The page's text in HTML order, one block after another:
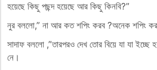
হয়েছে কিছু পছন্দ হয়েছে আর কিছু কিনবি?”
নুর বললো,” না আর কত শপিং করব ?অনেক শপিং
সাদাফ বললো ,”তারপরও দেখ তোর বিয়ে যা যা ইচ্ছে
নে।